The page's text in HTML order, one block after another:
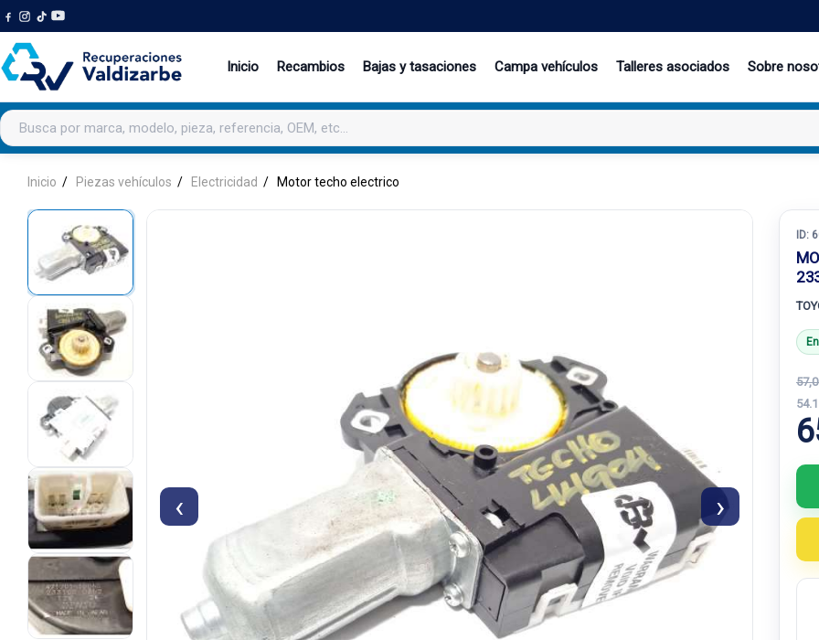
Inicio Recambios Bajas y tasaciones Campa vehículos Talleres asociados Sobre
Buscar productos
Inicio Piezas vehículos Electricidad Motor techo electrico
‹ ›
ID: